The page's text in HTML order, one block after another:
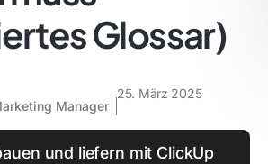
Glossar)
Manager
25. März 2025
und liefern mit ClickUp